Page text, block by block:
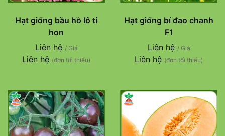
Hạt giống bầu hồ lô tí
hon
Liên hệ / Giá
Liên hệ (đơn tối thiểu)
Hạt giống bí đao chanh
F1
Liên hệ / Giá
Liên hệ (đơn tối thiểu)